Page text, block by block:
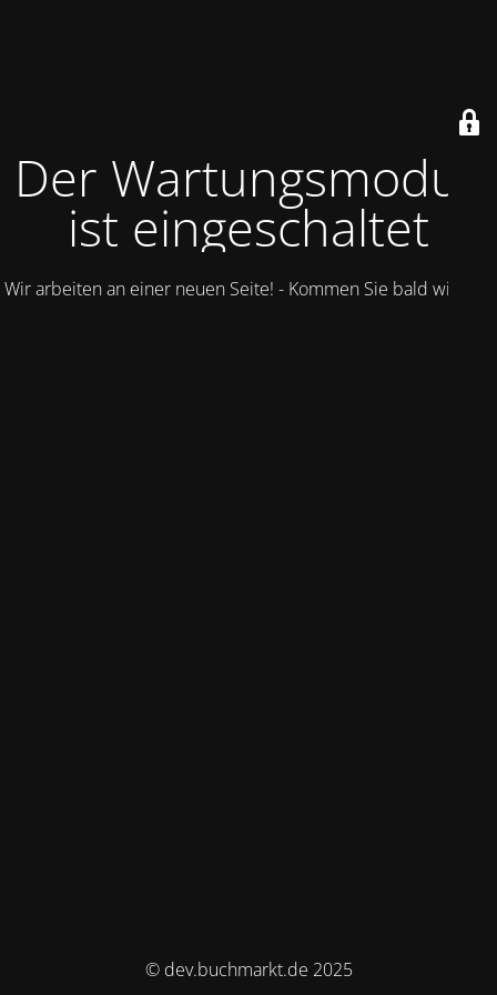
Der Wartungsmodus
ist eingeschaltet
Wir arbeiten an einer neuen Seite! - Kommen Sie bald wieder.
© dev.buchmarkt.de 2025